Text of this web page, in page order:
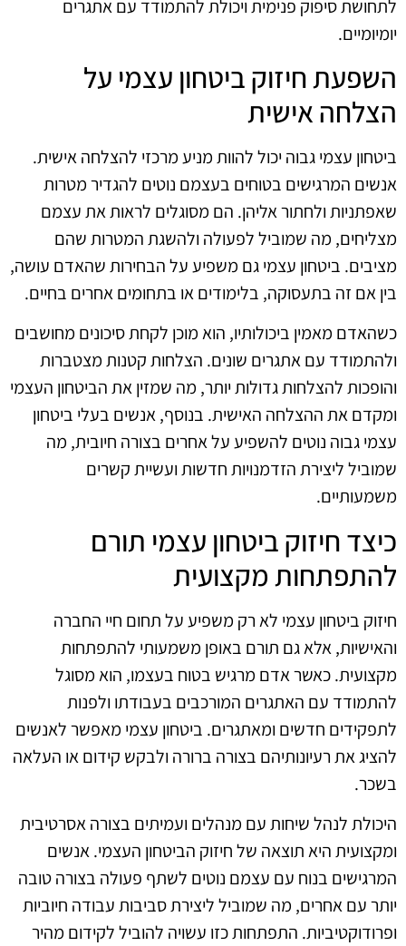
לתחושת סיפוק פנימית ויכולת להתמודד עם אתגרים
יומיומיים.
השפעת חיזוק ביטחון עצמי על
הצלחה אישית
ביטחון עצמי גבוה יכול להוות מניע מרכזי להצלחה אישית.
אנשים המרגישים בטוחים בעצמם נוטים להגדיר מטרות
שאפתניות ולחתור אליהן. הם מסוגלים לראות את עצמם
מצליחים, מה שמוביל לפעולה ולהשגת המטרות שהם
מציבים. ביטחון עצמי גם משפיע על הבחירות שהאדם עושה,
בין אם זה בתעסוקה, בלימודים או בתחומים אחרים בחיים.
כשהאדם מאמין ביכולותיו, הוא מוכן לקחת סיכונים מחושבים
ולהתמודד עם אתגרים שונים. הצלחות קטנות מצטברות
והופכות להצלחות גדולות יותר, מה שמזין את הביטחון העצמי
ומקדם את ההצלחה האישית. בנוסף, אנשים בעלי ביטחון
עצמי גבוה נוטים להשפיע על אחרים בצורה חיובית, מה
שמוביל ליצירת הזדמנויות חדשות ועשיית קשרים
משמעותיים.
כיצד חיזוק ביטחון עצמי תורם
להתפתחות מקצועית
חיזוק ביטחון עצמי לא רק משפיע על תחום חיי החברה
והאישיות, אלא גם תורם באופן משמעותי להתפתחות
מקצועית. כאשר אדם מרגיש בטוח בעצמו, הוא מסוגל
להתמודד עם האתגרים המורכבים בעבודתו ולפנות
לתפקידים חדשים ומאתגרים. ביטחון עצמי מאפשר לאנשים
להציג את רעיונותיהם בצורה ברורה ולבקש קידום או העלאה
בשכר.
היכולת לנהל שיחות עם מנהלים ועמיתים בצורה אסרטיבית
ומקצועית היא תוצאה של חיזוק הביטחון העצמי. אנשים
המרגישים בנוח עם עצמם נוטים לשתף פעולה בצורה טובה
יותר עם אחרים, מה שמוביל ליצירת סביבות עבודה חיוביות
ופרודוקטיביות. התפתחות כזו עשויה להוביל לקידום מהיר